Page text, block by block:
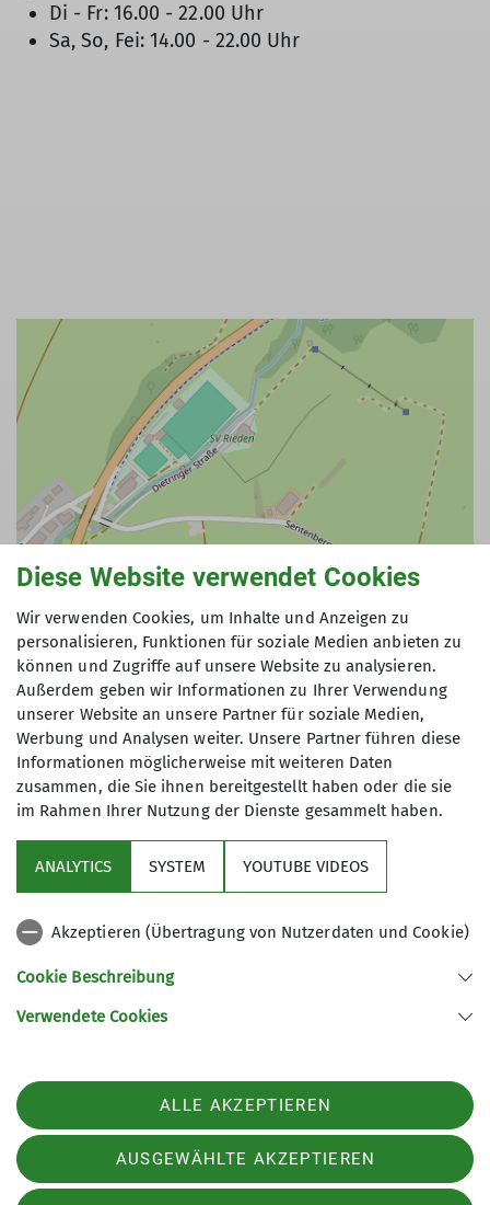
Di - Fr: 16.00 - 22.00 Uhr
Sa, So, Fei: 14.00 - 22.00 Uhr
© OpenStreetMap Contributors |MapLibre
Service
Sektion Füssen des Deutschen Alpenvereins e.V.
Telefon +498362507188
Diese Website verwendet Cookies
Wir verwenden Cookies, um Inhalte und Anzeigen zu
personalisieren, Funktionen für soziale Medien anbieten zu
können und Zugriffe auf unsere Website zu analysieren.
Außerdem geben wir Informationen zu Ihrer Verwendung
unserer Website an unsere Partner für soziale Medien,
Werbung und Analysen weiter. Unsere Partner führen diese
Informationen möglicherweise mit weiteren Daten
zusammen, die Sie ihnen bereitgestellt haben oder die sie
im Rahmen Ihrer Nutzung der Dienste gesammelt haben.
ANALYTICS SYSTEM YOUTUBE VIDEOS
Akzeptieren (Übertragung von Nutzerdaten und Cookie)
Cookie Beschreibung
Verwendete Cookies
ALLE AKZEPTIEREN
AUSGEWÄHLTE AKZEPTIEREN